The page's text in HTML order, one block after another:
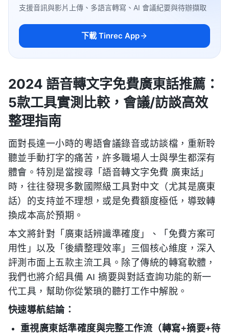
支援音訊與影片上傳、多語言轉寫、AI 會議紀要與待辦擷取
下載 Tinrec App
2024 語音轉文字免費廣東話推薦：
5款工具實測比較，會議/訪談高效
整理指南
面對長達一小時的粵語會議錄音或訪談檔，重新聆
聽並手動打字的痛苦，許多職場人士與學生都深有
體會。特別是當搜尋「語音轉文字免費 廣東話」
時，往往發現多數國際級工具對中文（尤其是廣東
話）的支持並不理想，或是免費額度極低，導致轉
換成本高於預期。
本文將針對「廣東話辨識準確度」、「免費方案可
用性」以及「後續整理效率」三個核心維度，深入
評測市面上五款主流工具。除了傳統的轉寫軟體，
我們也將介紹具備 AI 摘要與對話查詢功能的新一
代工具，幫助你從繁瑣的聽打工作中解脫。
快速導航結論：
重視廣東話準確度與完整工作流（轉寫+摘要+待